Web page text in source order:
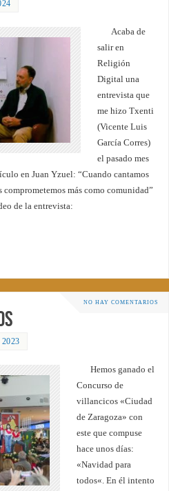
Acaba de
salir en
Religión
Digital una
entrevista que
me hizo Txenti
(Vicente Luis
García Corres)
el pasado mes
en Juan Yzuel: “Cuando cantamos
más como comunidad”
de la entrevista:
NO HAY COMENTARIOS
Hemos ganado el
Concurso de
villancicos «Ciudad
de Zaragoza» con
este que compuse
hace unos días:
«Navidad para
todos«. En él intento